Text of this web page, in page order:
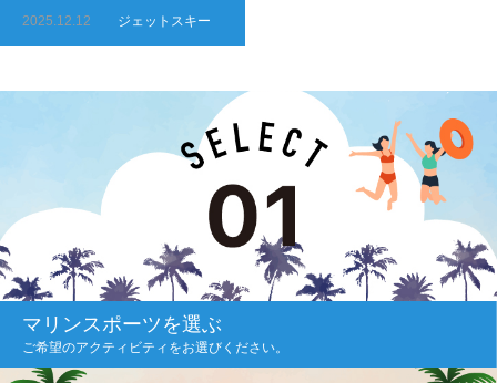
2025.12.12 ジェットスキー
マリンスポーツを選ぶ
ご希望のアクティビティをお選びください。